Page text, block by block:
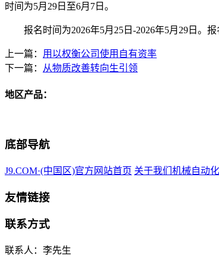
时间为5月29日至6月7日。
报名时间为2026年5月25日-2026年5月29日。报
上一篇： 用以权衡公司使用自有资率
下一篇：
从物质改善转向生引领
地区产品：
底部导航
J9.COM·(中国区)官方网站首页 关于我们 机械自动化
友情链接
联系方式
联系人：李先生